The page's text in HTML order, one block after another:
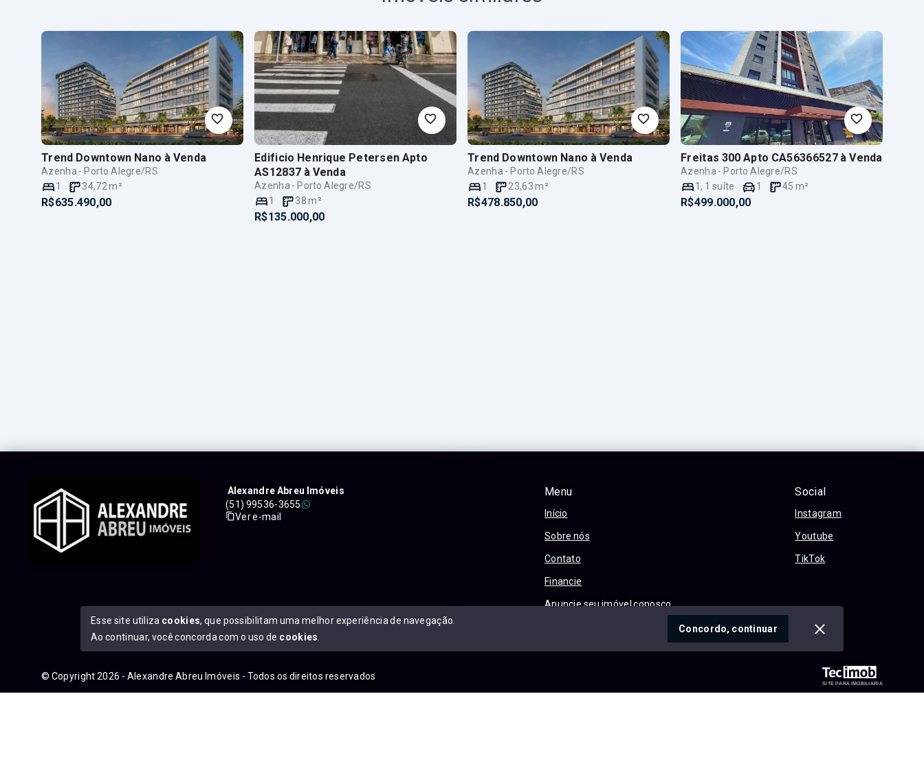
Trend Downtown Nano à Venda
Azenha - Porto Alegre/RS
1
34,72 m²
R$635.490,00
Edificio Henrique Petersen Apto
AS12837 à Venda
Azenha - Porto Alegre/RS
1
38 m²
R$135.000,00
Trend Downtown Nano à Venda
Azenha - Porto Alegre/RS
1
23,63 m²
R$478.850,00
Freitas 300 Apto CA56366527 à Venda
Azenha - Porto Alegre/RS
1, 1 suíte 1 45 m²
R$499.000,00
Menu
Início
Sobre nós
Contato
Financie
Anuncie seu imóvel conosco
Social
Instagram
Youtube
TikTok
SITE PARA IMOBILIARIA
Alexandre Abreu Imóveis
(51) 99536-3655
Ver e-mail
© Copyright 2026 - Alexandre Abreu Imóveis - Todos os direitos reservados
Esse site utiliza cookies, que possibilitam uma melhor experiência de navegação.
Ao continuar, você concorda com o uso de cookies
Concordo, continuar